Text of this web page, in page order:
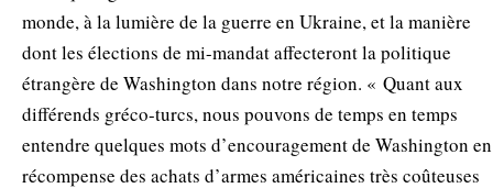
monde, à la lumière de la guerre en Ukraine, et la manière
dont les élections de mi-mandat affecteront la politique
étrangère de Washington dans notre région. « Quant aux
différends gréco-turcs, nous pouvons de temps en temps
entendre quelques mots d’encouragement de Washington en
récompense des achats d’armes américaines très coûteuses